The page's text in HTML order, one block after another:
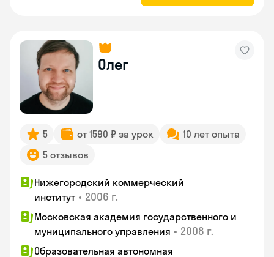
Олег
5 от 1590 ₽ за урок
10 лет опыта
5 отзывов
Нижегородский коммерческий
институт • 2006 г.
Московская академия государственного и
муниципального управления • 2008 г.
Образовательная автономная